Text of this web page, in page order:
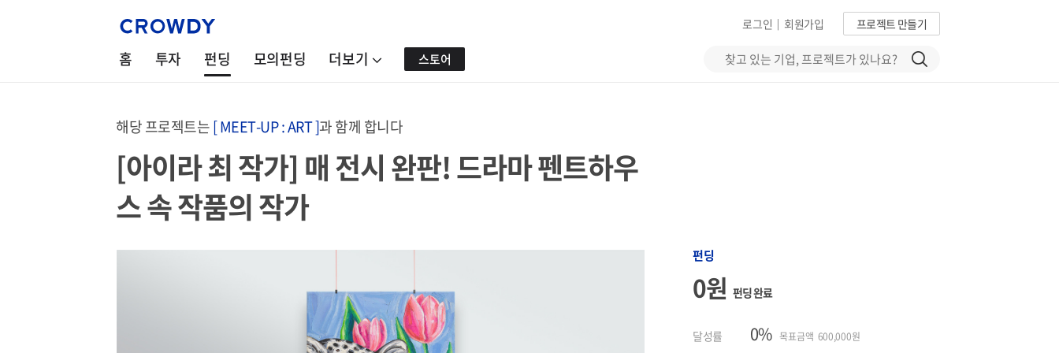
프로젝트 만들기
회원가입
|
로그인
홈 투자 펀딩 모의펀딩 더보기 스토어
해당 프로젝트는[ MEET-UP : ART ]과 함께 합니다
[아이라 최 작가] 매 전시 완판! 드라마 펜트하우
스 속 작품의 작가
펀딩
0원 펀딩 완료
달성률 0% 목표금액 600,000원